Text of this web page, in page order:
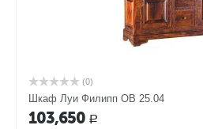
(0)
Шкаф Луи Филипп ОВ 25.04
103,650 Р